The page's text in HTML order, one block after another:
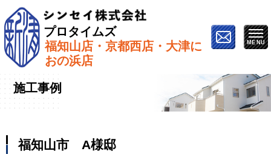
プロタイムズ
福知山店・京都西店・大津に
おの浜店
ホーム»施工事例»福知山市 A様邸
施工事例
福知山市 A様邸